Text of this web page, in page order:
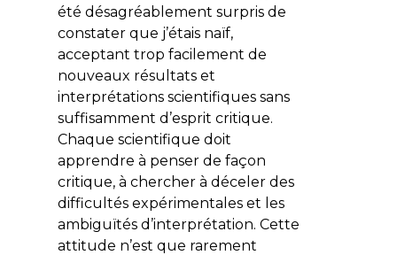
été désagréablement surpris de
constater que j’étais naïf,
acceptant trop facilement de
nouveaux résultats et
interprétations scientifiques sans
suffisamment d’esprit critique.
Chaque scientifique doit
apprendre à penser de façon
critique, à chercher à déceler des
difficultés expérimentales et les
ambiguïtés d’interprétation. Cette
attitude n’est que rarement